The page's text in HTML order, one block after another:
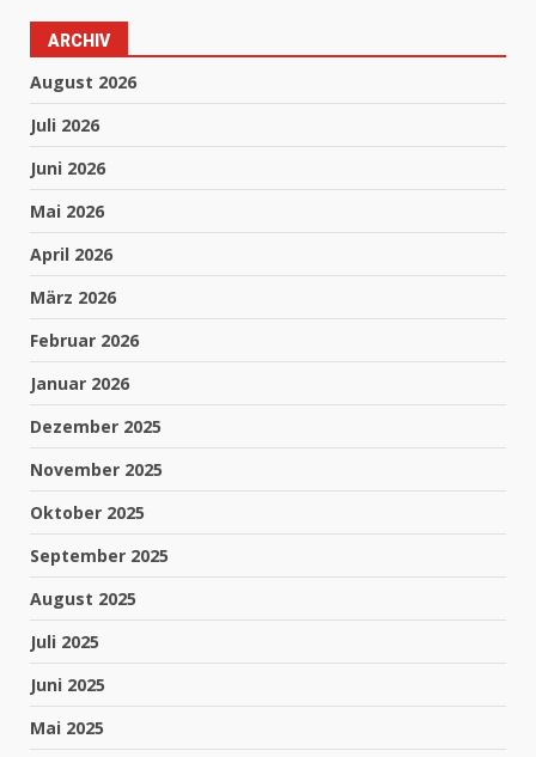
ARCHIV
August 2026
Juli 2026
Juni 2026
Mai 2026
April 2026
März 2026
Februar 2026
Januar 2026
Dezember 2025
November 2025
Oktober 2025
September 2025
August 2025
Juli 2025
Juni 2025
Mai 2025